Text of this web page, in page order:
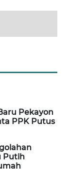
Pekayon
PPK Putus
Putih